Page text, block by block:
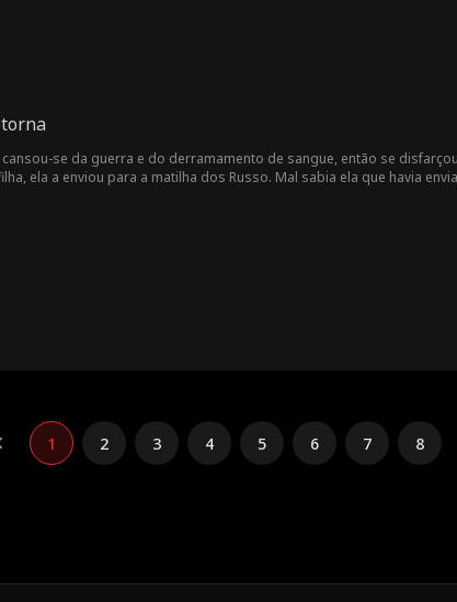
cansou-se da guerra e do derramamento de sangue, então se
ela a enviou para a matilha dos Russo. Mal sabia ela que havia
1 2 3 4 5 6 7 8